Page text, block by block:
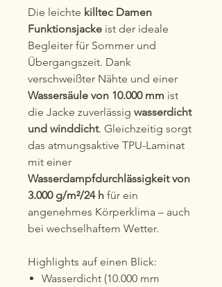
Die leichte killtec Damen
Funktionsjacke ist der ideale
Begleiter für Sommer und
Übergangszeit. Dank
verschweißter Nähte und einer
Wassersäule von 10.000 mm ist
die Jacke zuverlässig wasserdicht
und winddicht. Gleichzeitig sorgt
das atmungsaktive TPU-Laminat
mit einer
Wasserdampfdurchlässigkeit von
3.000 g/m²/24 h für ein
angenehmes Körperklima – auch
bei wechselhaftem Wetter.
Highlights auf einen Blick:
Wasserdicht (10.000 mm